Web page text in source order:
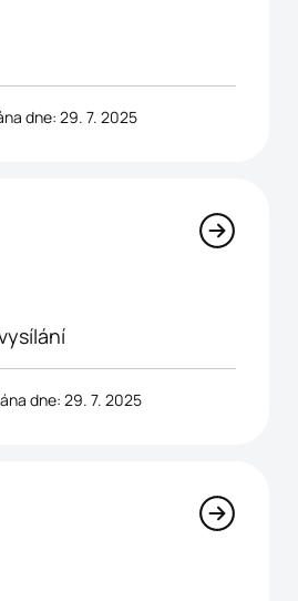
dne: 29. 7. 2025
dne: 29. 7. 2025